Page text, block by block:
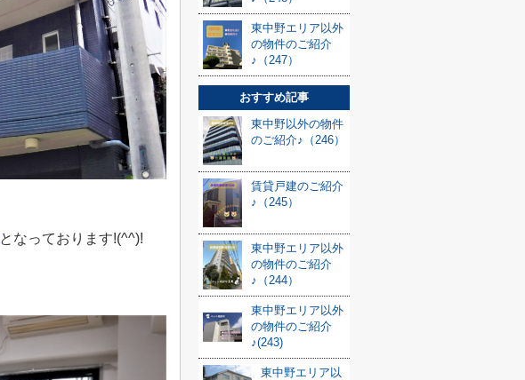
となっております!(^^)!
東中野エリア以外
の物件のご紹介
♪（247）
おすすめ記事
東中野以外の物件
のご紹介♪（246）
賃貸戸建のご紹介
♪（245）
東中野エリア以外
の物件のご紹介
♪（244）
東中野エリア以外
の物件のご紹介
♪(243)
東中野エリア以